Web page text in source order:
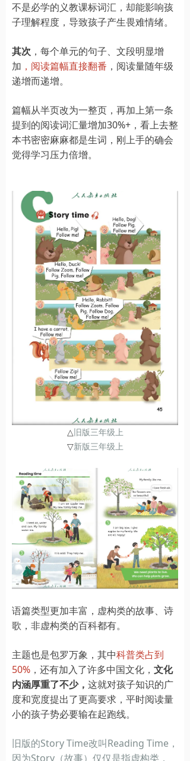
不是必学的义教课标词汇，却能影响孩
子理解程度，导致孩子产生畏难情绪。
其次 ，每个单元的句子、文段明显增
加 ，阅读篇幅直接翻番 ，阅读量随年级
递增而递增。
篇幅从半页改为一整页，再加上第一条
提到的阅读词汇量增加30%+，看上去整
本书密密麻麻都是生词，刚上手的确会
觉得学习压力倍增。
△旧版三年级上
▽新版三年级上
语篇类型更加丰富，虚构类的故事、诗
歌，非虚构类的百科都有。
主题也是包罗万象，其中科普类占到
50% ，还有加入了许多中国文化， 文化
内涵厚重了不少， 这就对孩子知识的广
度和宽度提出了更高要求，平时阅读量
小的孩子势必要输在起跑线。
旧版的Story Time改叫Reading Time，
因为Story（故事）仅仅是指虚构类，